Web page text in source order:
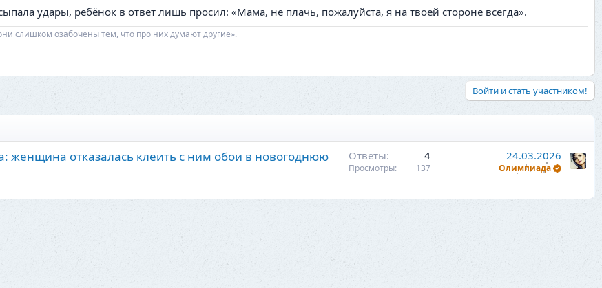
удары, ребёнок в ответ лишь просил: «Мама, не плачь, пожалуйста, я на твоей стороне всегда».
слишком озабочены тем, что про них думают другие».
Войти и стать участником!
женщина отказалась клеить с ним обои в новогоднюю
Ответы 4
Просмотры 137
24.03.2026
Олимпиада